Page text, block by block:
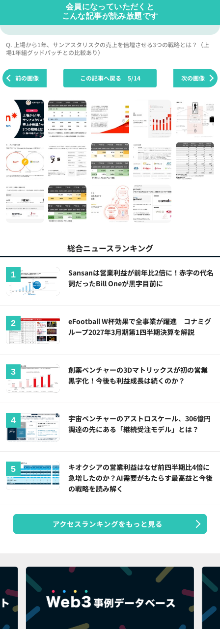
会員になっていただくと
こんな記事が読み放題です
Q. 上場から1年、サンアスタリスクの売上を倍増させる3つの戦略とは？（上
場1年組グッドパッチとの比較あり）
前の画像 次の画像
この記事へ戻る 5/14
総合ニュースランキング
Sansanは営業利益が前年比2倍に！赤字の代名
詞だったBill Oneが黒字目前に
eFootball W杯効果で全事業が躍進 コナミグ
ループ2027年3月期第1四半期決算を解説
創薬ベンチャーの3Dマトリックスが初の営業
黒字化！今後も利益成長は続くのか？
宇宙ベンチャーのアストロスケール、306億円
調達の先にある「継続受注モデル」とは？
キオクシアの営業利益はなぜ前四半期比4倍に
急増したのか？AI需要がもたらす最高益と今後
の戦略を読み解く
アクセスランキングをもっと見る